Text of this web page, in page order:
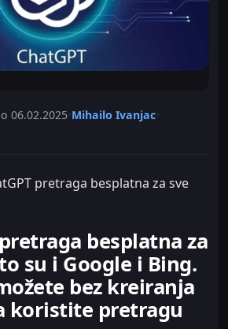
06.02.2025 Mihailo Ivanjac
pretraga besplatna za sve
besplatna za
su i Google i Bing.
bez kreiranja
koristite pretragu